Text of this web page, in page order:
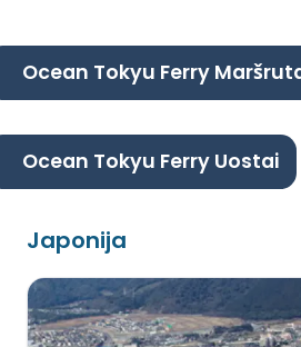
Ocean Tokyu Ferry
Ocean Tokyu Ferry Uostai
Japonija